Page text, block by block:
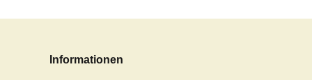
im Durchmesser. Da passte einer
kann man aber eine größere Öse
Informationen